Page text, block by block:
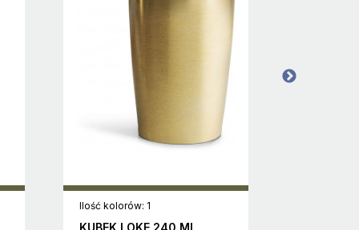
Ilość kolorów: 1
KUBEK LOKE 240 ML,